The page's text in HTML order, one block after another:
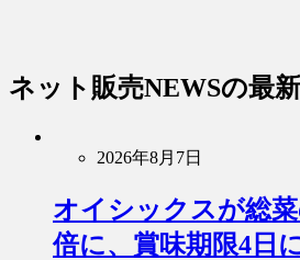
ネット販売NEWSの最
2026年8月7日
オイシックスが総
倍に、賞味期限4日